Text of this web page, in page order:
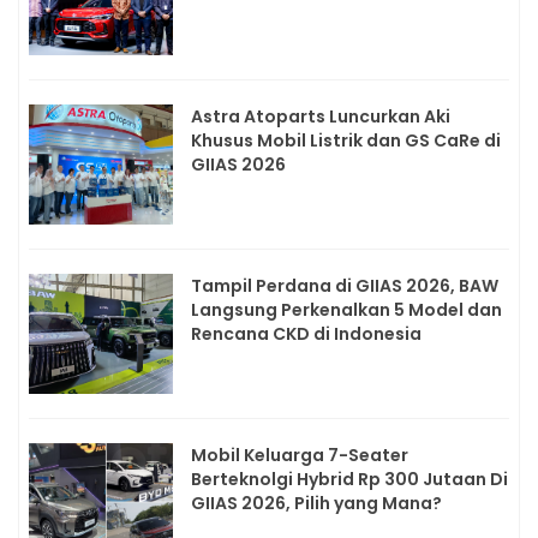
Astra Atoparts Luncurkan Aki
Khusus Mobil Listrik dan GS CaRe di
GIIAS 2026
Tampil Perdana di GIIAS 2026, BAW
Langsung Perkenalkan 5 Model dan
Rencana CKD di Indonesia
Mobil Keluarga 7-Seater
Berteknolgi Hybrid Rp 300 Jutaan Di
GIIAS 2026, Pilih yang Mana?